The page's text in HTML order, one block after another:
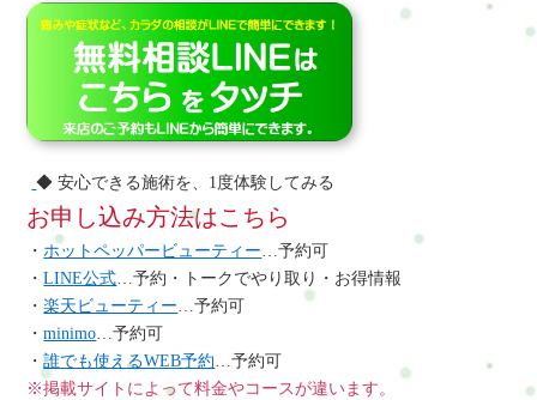
◆ 安心できる施術を、1度体験してみる
お申し込み方法はこちら
・ホットペッパービューティー…予約可
・LINE公式…予約・トークでやり取り・お得情報
・楽天ビューティー…予約可
・minimo…予約可
・誰でも使えるWEB予約…予約可
※掲載サイトによって料金やコースが違います。